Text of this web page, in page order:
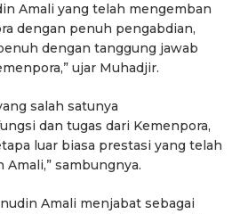
Amali yang telah mengemban
dengan penuh pengabdian,
dengan tanggung jawab
ujar Muhadjir.
salah satunya
dan tugas dari Kemenpora,
luar biasa prestasi yang telah
sambungnya.
Amali menjabat sebagai